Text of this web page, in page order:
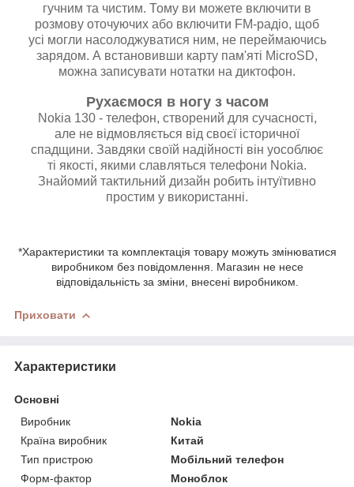
гучним та чистим. Тому ви можете включити в
розмову оточуючих або включити FM-радіо, щоб
усі могли насолоджуватися ним, не переймаючись
зарядом. А встановивши карту пам'яті MicroSD,
можна записувати нотатки на диктофон.
Рухаємося в ногу з часом
Nokia 130 - телефон, створений для сучасності,
але не відмовляється від своєї історичної
спадщини. Завдяки своїй надійності він уособлює
ті якості, якими славляться телефони Nokia.
Знайомий тактильний дизайн робить інтуїтивно
простим у використанні.
*Характеристики та комплектація товару можуть змінюватися
виробником без повідомлення. Магазин не несе
відповідальність за зміни, внесені виробником.
Приховати
Характеристики
Основні
Виробник
Nokia
Країна виробник
Китай
Тип пристрою
Мобільний телефон
Форм-фактор
Моноблок